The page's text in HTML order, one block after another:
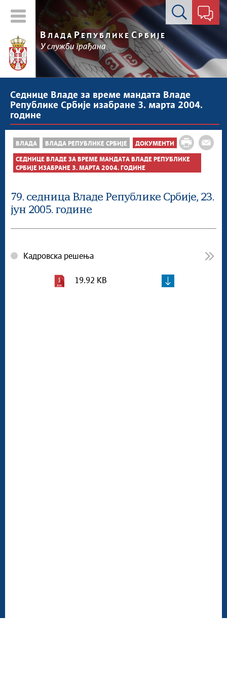
Контакт форма
В ЛАДА РЕПУБЛИКЕ СРБИЈЕ
У служби грађана
Седнице Владе за време мандата Владе
Републике Србије изабране 3. марта 2004.
године
ВЛАДА ВЛАДА РЕПУБЛИКЕ СРБИЈЕ ДОКУМЕНТИ
СЕДНИЦЕ ВЛАДЕ ЗА ВРЕМЕ МАНДАТА ВЛАДЕ РЕПУБЛИКЕ
СРБИЈЕ ИЗАБРАНЕ 3. МАРТА 2004. ГОДИНЕ
79. седница Владе Републике Србије, 23.
јун 2005. године
Кадровска решења
19.92 KB